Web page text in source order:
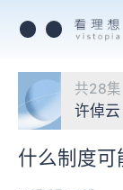
共28集
许倬
什么制度可